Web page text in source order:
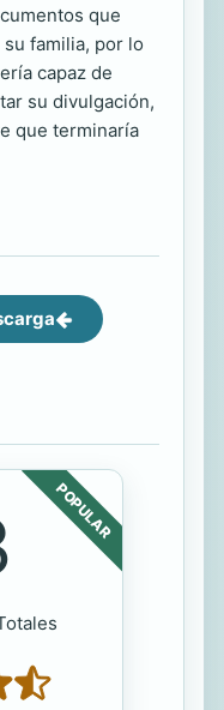
que
familia, por lo
capaz de
su divulgación,
que terminaría
POPULAR